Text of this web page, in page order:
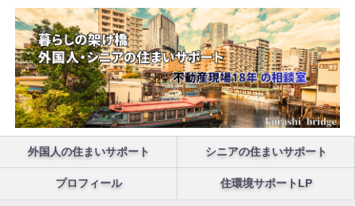
外国人の住まいサポート シニアの住まいサポート
プロフィール 住環境サポートLP